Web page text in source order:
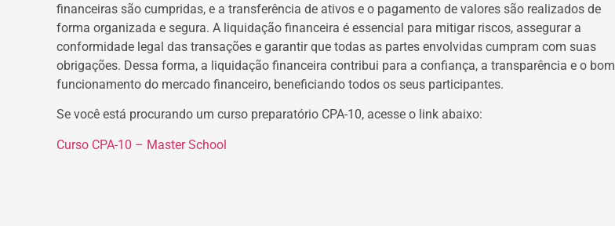
financeiras são cumpridas, e a transferência de ativos e o pagamento de valores são realizados de
forma organizada e segura. A liquidação financeira é essencial para mitigar riscos, assegurar a
conformidade legal das transações e garantir que todas as partes envolvidas cumpram com suas
obrigações. Dessa forma, a liquidação financeira contribui para a confiança, a transparência e o bom
funcionamento do mercado financeiro, beneficiando todos os seus participantes.
Se você está procurando um curso preparatório CPA-10, acesse o link abaixo:
Curso CPA-10 – Master School